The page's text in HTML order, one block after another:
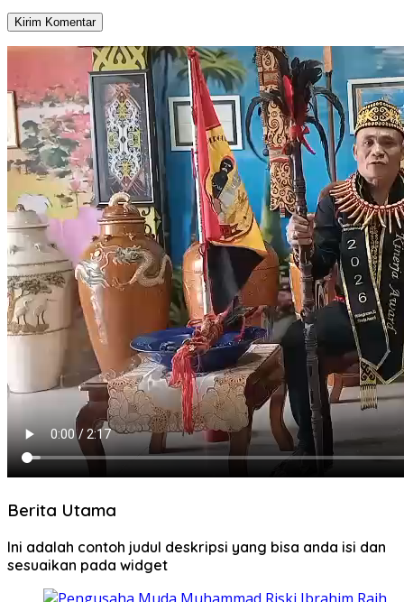
Berita Utama
Ini adalah contoh judul deskripsi yang bisa anda isi dan
sesuaikan pada widget